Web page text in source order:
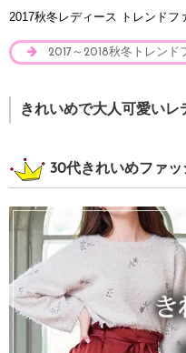
2017秋冬レディース トレンドフ
2017～2018秋冬トレンド
きれいめで大人可愛い
30代きれいめファ